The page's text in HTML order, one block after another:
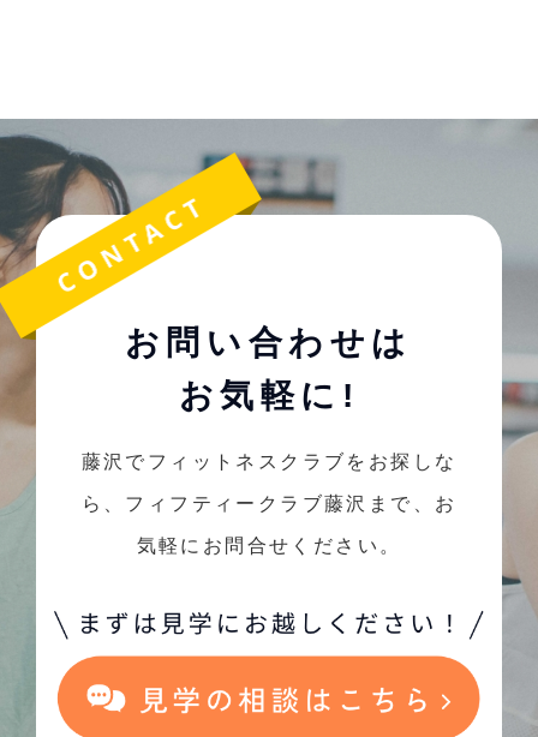
お問い合わせは
お気軽に!
藤沢でフィットネスクラブをお探しな
ら、フィフティークラブ藤沢まで、お
気軽にお問合せください。